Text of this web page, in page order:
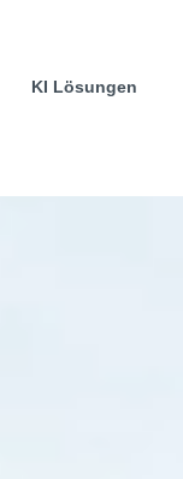
KI Lösungen